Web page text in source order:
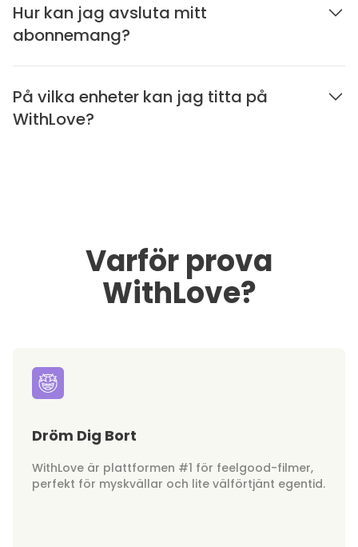
Hur kan jag avsluta mitt
abonnemang?
På vilka enheter kan jag titta på
WithLove?
Varför prova
WithLove?
Dröm Dig Bort
WithLove är plattformen #1 för feelgood-filmer,
perfekt för myskvällar och lite välförtjänt egentid.